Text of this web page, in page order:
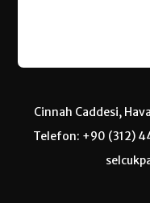
Cinnah Caddesi,
Telefon: +90 (312)